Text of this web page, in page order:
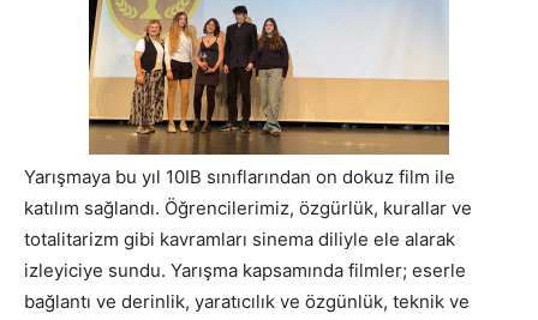
Yarışmaya bu yıl 10IB sınıflarından on dokuz film ile
katılım sağlandı. Öğrencilerimiz, özgürlük, kurallar ve
totalitarizm gibi kavramları sinema diliyle ele alarak
izleyiciye sundu. Yarışma kapsamında filmler; eserle
bağlantı ve derinlik, yaratıcılık ve özgünlük, teknik ve